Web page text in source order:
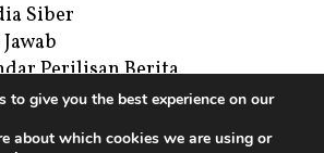
Siber
Perilisan Berita
to give you the best experience on our
about which cookies we are using or